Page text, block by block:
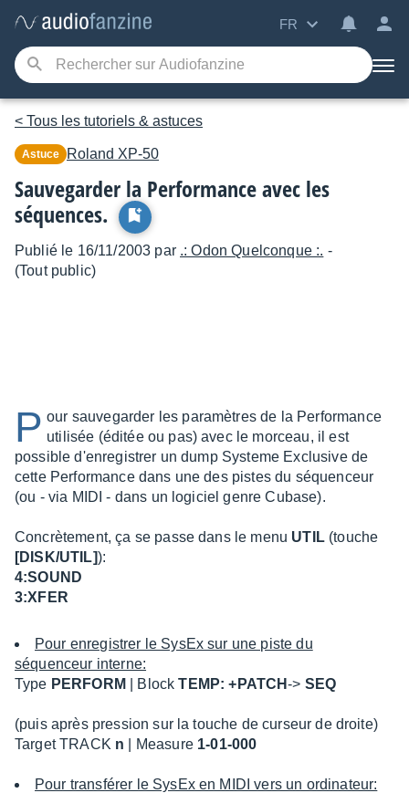
FR
< Tous les tutoriels & astuces
Astuce Roland XP-50
Sauvegarder la Performance avec les
séquences.
Publié le 16/11/2003 par .: Odon Quelconque :. -
(Tout public)
P our sauvegarder les paramètres de la Performance
utilisée (éditée ou pas) avec le morceau, il est
possible d'enregistrer un dump Systeme Exclusive de
cette Performance dans une des pistes du séquenceur
(ou - via MIDI - dans un logiciel genre Cubase).
Concrètement, ça se passe dans le menu UTIL(touche
[DISK/UTIL]):
4:SOUND
3:XFER
Pour enregistrer le SysEx sur une piste du
séquenceur interne:
Type PERFORM | BlockTEMP: +PATCH-> SEQ
(puis après pression sur la touche de curseur de droite)
Target TRACK n | Measure 1-01-000
Pour transférer le SysEx en MIDI vers un ordinateur: